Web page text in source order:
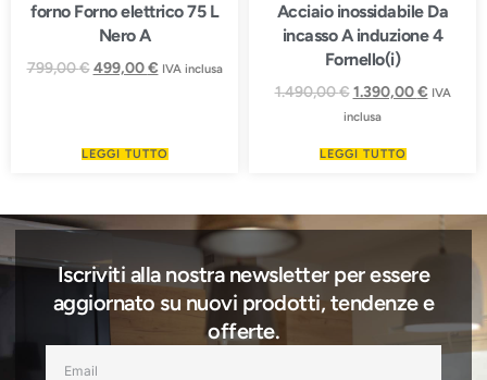
forno Forno elettrico 75 L
Nero A
799,00€ 499,00€ IVA inclusa
LEGGI TUTTO
Acciaio inossidabile Da
incasso A induzione 4
Fornello(i)
1.490,00€ 1.390,00€ IVA
inclusa
LEGGI TUTTO
Iscriviti alla nostra newsletter per essere
aggiornato su nuovi prodotti, tendenze e
offerte.